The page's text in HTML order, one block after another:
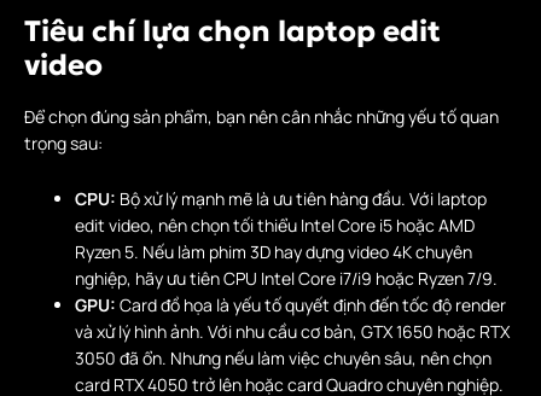
Tiêu chí lựa chọn laptop edit
video
Để chọn đúng sản phẩm, bạn nên cân nhắc những yếu tố quan
trọng sau:
CPU: Bộ xử lý mạnh mẽ là ưu tiên hàng đầu. Với laptop
edit video, nên chọn tối thiểu Intel Core i5 hoặc AMD
Ryzen 5. Nếu làm phim 3D hay dựng video 4K chuyên
nghiệp, hãy ưu tiên CPU Intel Core i7/i9 hoặc Ryzen 7/9.
GPU: Card đồ họa là yếu tố quyết định đến tốc độ render
và xử lý hình ảnh. Với nhu cầu cơ bản, GTX 1650 hoặc RTX
3050 đã ổn. Nhưng nếu làm việc chuyên sâu, nên chọn
card RTX 4050 trở lên hoặc card Quadro chuyên nghiệp.